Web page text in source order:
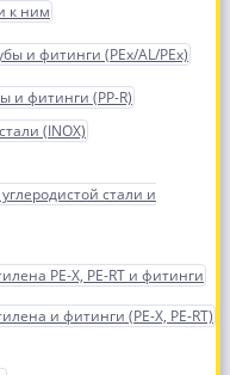
к ним
и фитинги (PEx/AL/PEx)
и фитинги (PP-R)
(INOX)
стали и
PE-X, PE-RT и фитинги
и фитинги (PE-X, PE-RT)